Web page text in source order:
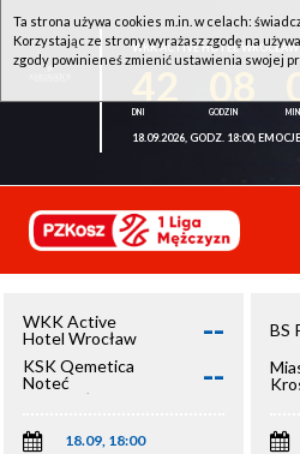
WKK ACTIVE HOTEL
18.09.2026, GODZ. 18:00,
WKK Active
Hotel Wrocław
--
KSK Qemetica
Noteć
Inowrocław
--
18.09, 18:00
BS
Ta strona używa cookies m.in. w celach:
Korzystając ze strony wyrażasz zgodę na
zgody powinieneś zmienić ustawienia swojej